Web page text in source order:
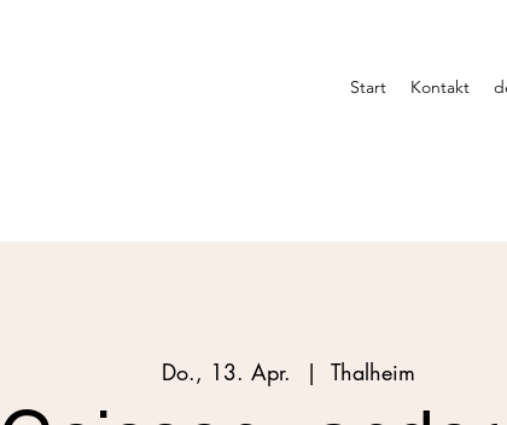
Start Kontakt
Do., 13. Apr.
  |
Thalheim